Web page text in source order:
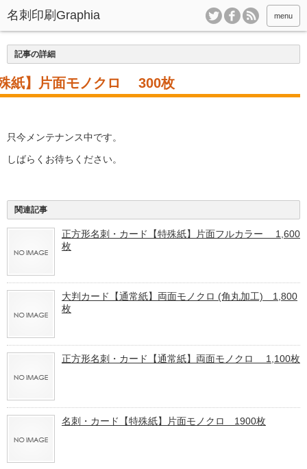
menu
記事の詳細
紙】片面モノクロ 300枚
只今メンテナンス中です。
しばらくお待ちください。
関連記事
正方形名刺・カード【特殊紙】片面フルカラー 1,600
枚
大判カード【通常紙】両面モノクロ (角丸加工) 1,800
枚
正方形名刺・カード【通常紙】両面モノクロ 1,100枚
名刺・カード【特殊紙】片面モノクロ 1900枚